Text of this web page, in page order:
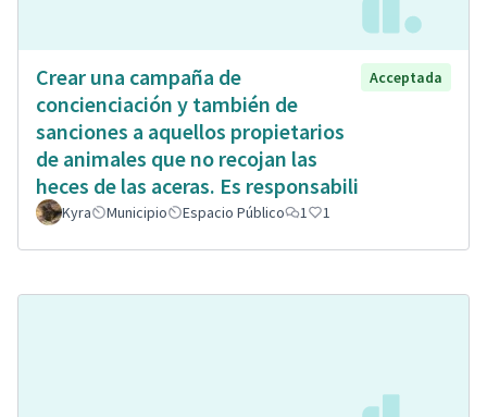
Crear una campaña de
concienciación y también de
sanciones a aquellos propietarios
de animales que no recojan las
heces de las aceras. Es responsabili
Acceptada
Kyra Municipio Espacio Público 1 1